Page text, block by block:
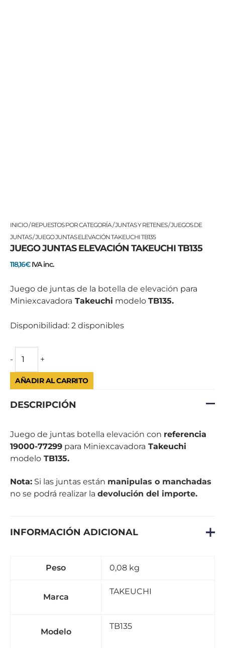
INICIO/REPUESTOS POR CATEGORÍA/JUNTAS Y RETENES/JUEGOS DE
JUNTAS/ JUEGO JUNTAS ELEVACIÓN TAKEUCHI TB135
JUEGO JUNTAS ELEVACIÓN TAKEUCHI TB135
118,16€ IVA inc.
Juego de juntas de la botella de elevación para
Miniexcavadora Takeuchi modelo TB135.
Disponibilidad: 2 disponibles
-
JUEGO
JUNTAS
ELEVACIÓN
TAKEUCHI
cantidad
+
AÑADIR AL CARRITO
DESCRIPCIÓN
Juego de juntas botella elevación con referencia
19000-77299 para Miniexcavadora Takeuchi
modelo TB135.
Nota: Si las juntas están manipulas o manchadas
no se podrá realizar la devolución del importe.
INFORMACIÓN ADICIONAL
Peso 0,08 kg
Marca
TAKEUCHI
Modelo
TB135